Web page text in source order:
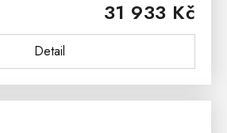
31 933 Kč
Detail
romantickém duchu...